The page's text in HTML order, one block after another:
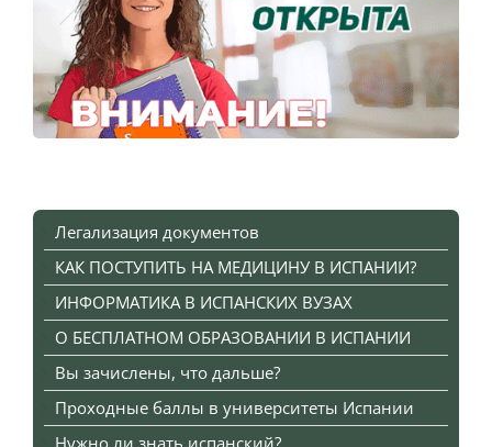
Легализация документов
КАК ПОСТУПИТЬ НА МЕДИЦИНУ В ИСПАНИИ?
ИНФОРМАТИКА В ИСПАНСКИХ ВУЗАХ
О БЕСПЛАТНОМ ОБРАЗОВАНИИ В ИСПАНИИ
Вы зачислены, что дальше?
Проходные баллы в университеты Испании